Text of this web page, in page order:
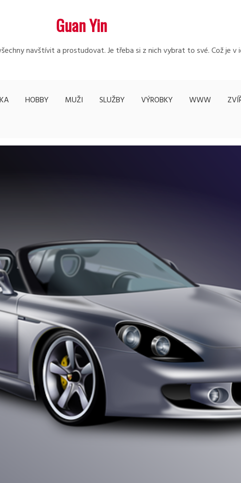
Guan Yin
navštívit a prostudovat. Je třeba si z nich vybrat to své. Což je v
HOBBY MUŽI SLUŽBY VÝROBKY WWW